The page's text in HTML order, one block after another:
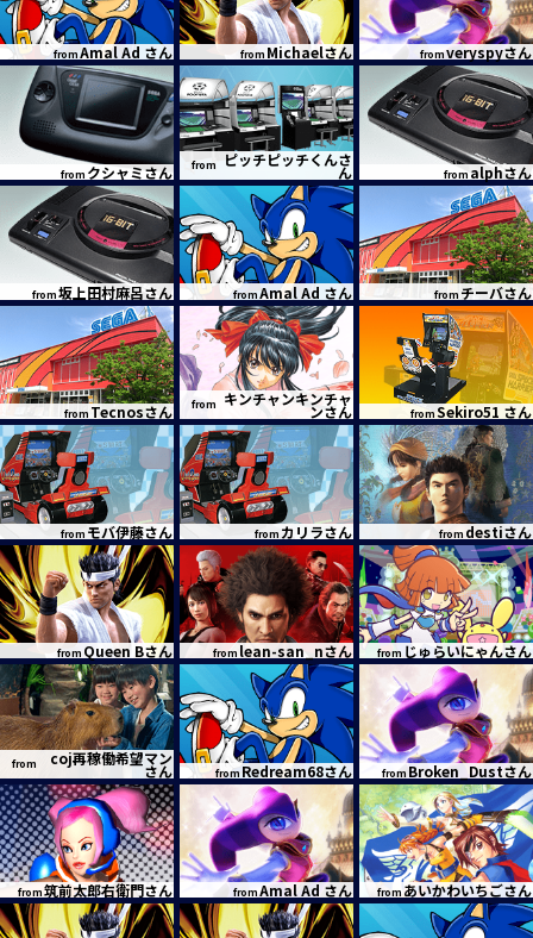
fromAmal Ad さん from Michaelさん fromveryspyさん
from クシャミさん from ピッチピッチくんさ
ん fromalphさん
from坂上田村麻呂さん fromAmal Ad さん from チーバさん
from Tecnosさん from キンチャンキンチャ
ンさん fromSekiro51 さん
from モバ伊藤さん from カリラさん from destiさん
from Queen Bさん from lean-san_nさん from じゅらいにゃんさん
from coj再稼働希望マン
さん fromRedream68さん from Broken_Dustさん
from筑前太郎右衛門さん fromAmal Ad さん from あいかわいちごさん